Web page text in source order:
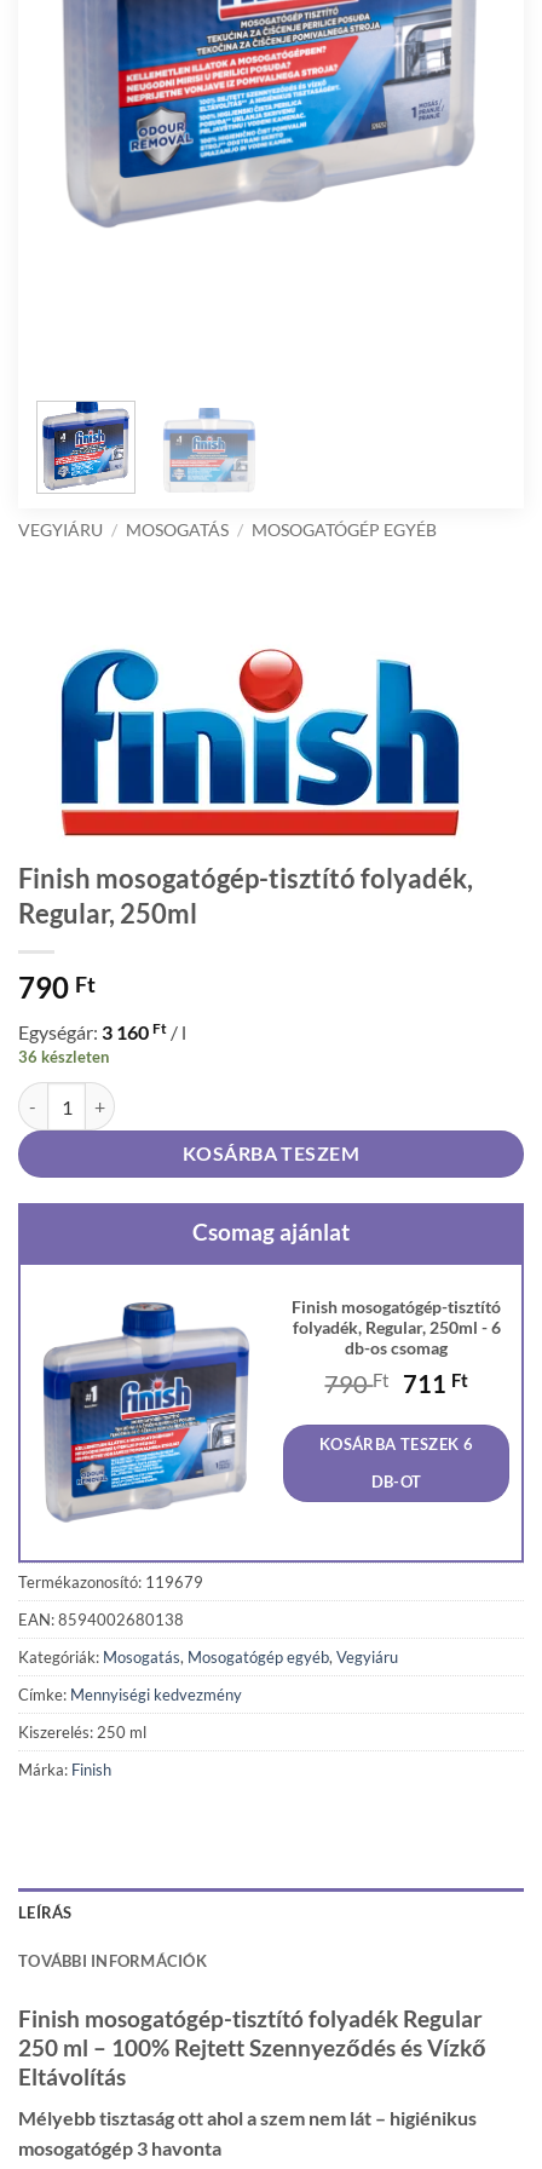
VEGYIÁRU / MOSOGATÁS / MOSOGATÓGÉP EGYÉB
Finish mosogatógép-tisztító folyadék,
Regular, 250ml
790 Ft
Egységár: 3 160 Ft / l
36 készleten
Finish mosogatógép-tisztító folyadék, Regular, 250ml mennyiség
KOSÁRBA TESZEM
Csomag ajánlat
Finish mosogatógép-tisztító
folyadék, Regular, 250ml - 6
db-os csomag
790Ft
Original
was:
790 Ft.
711 Ft
is:
711
KOSÁRBA TESZEK 6
DB-OT
Termékazonosító: 119679
EAN: 8594002680138
Kategóriák: Mosogatás, Mosogatógép egyéb, Vegyiáru
Címke: Mennyiségi kedvezmény
Kiszerelés: 250 ml
Márka: Finish
LEÍRÁS
TOVÁBBI INFORMÁCIÓK
Finish mosogatógép-tisztító folyadék Regular
250 ml – 100% Rejtett Szennyeződés és Vízkő
Eltávolítás
Mélyebb tisztaság ott ahol a szem nem lát – higiénikus
mosogatógép 3 havonta